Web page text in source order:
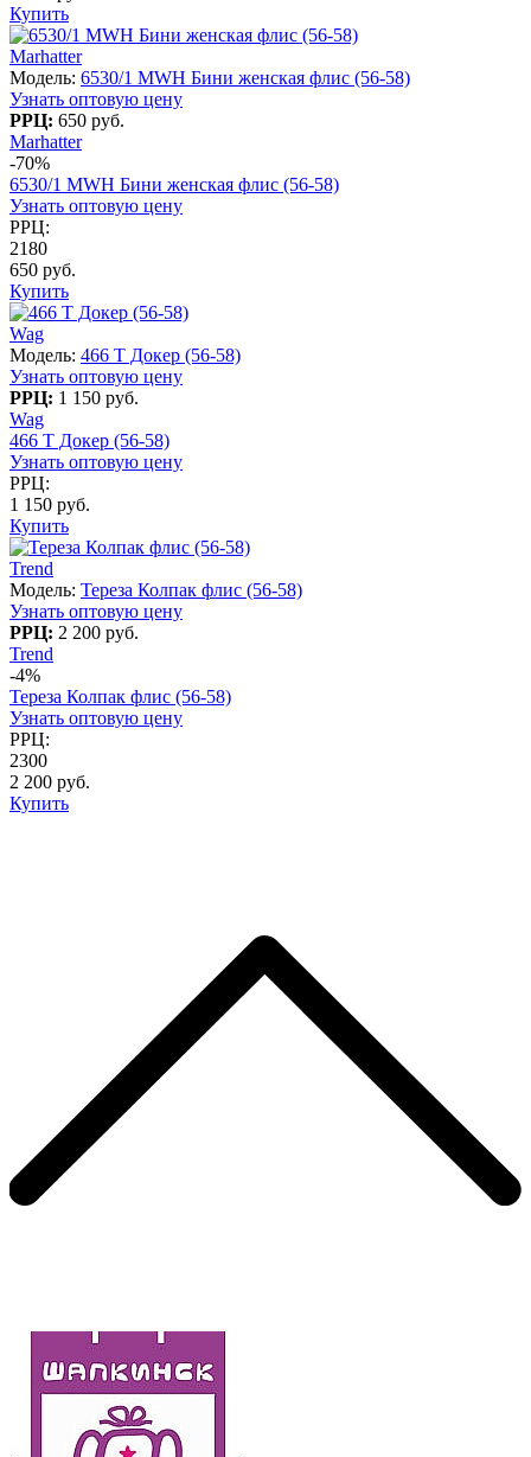
Купить
Marhatter
Модель: 6530/1 MWH Бини женская флис (56-58)
Узнать оптовую цену
РРЦ: 650 руб.
Marhatter
-70%
6530/1 MWH Бини женская флис (56-58)
Узнать оптовую цену
РРЦ:
2180
650 руб.
Купить
Wag
Модель: 466 T Докер (56-58)
Узнать оптовую цену
РРЦ: 1 150 руб.
Wag
466 T Докер (56-58)
Узнать оптовую цену
РРЦ:
1 150 руб.
Купить
Trend
Модель: Тереза Колпак флис (56-58)
Узнать оптовую цену
РРЦ: 2 200 руб.
Trend
-4%
Тереза Колпак флис (56-58)
Узнать оптовую цену
РРЦ:
2300
2 200 руб.
Купить